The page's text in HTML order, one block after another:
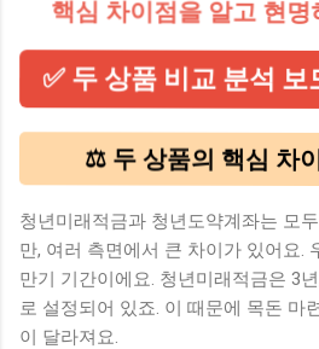
핵심 차이점을 알고 현
✅ 두 상품 비교 분석
⚖️ 두 상품의 핵심 차
청년미래적금과 청년도약계좌는 모
만, 여러 측면에서 큰 차이가 있어요.
만기 기간이에요. 청년미래적금은 3
로 설정되어 있죠. 이 때문에 목돈 마
이 달라져요.